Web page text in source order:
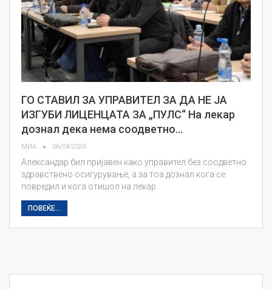
ГО СТАВИЛ ЗА УПРАВИТЕЛ ЗА ДА НЕ ЈА
ИЗГУБИ ЛИЦЕНЦАТА ЗА „ПУЛС“ На лекар
дознал дека нема соодветно…
МИА 06/04/2026
Александар бил пријавен како управител без соодветно
здравствено осигурување, а за тоа дознал кога се
повредил и кога отишол на лекар.
ПОВЕЌЕ...